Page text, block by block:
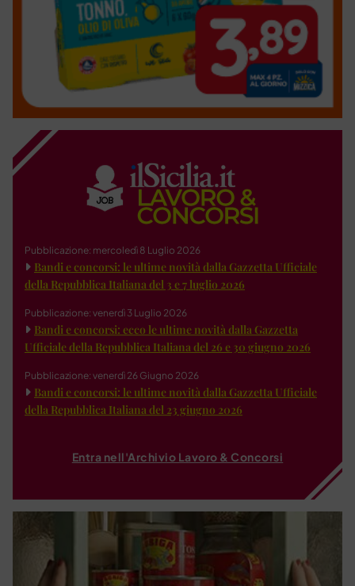
Pubblicazione: mercoledì 8 Luglio 2026
Bandi e concorsi: le ultime novità dalla Gazzetta Ufficiale
della Repubblica Italiana del 3 e 7 luglio 2026
Pubblicazione: venerdì 3 Luglio 2026
Bandi e concorsi: ecco le ultime novità dalla Gazzetta
Ufficiale della Repubblica Italiana del 26 e 30 giugno 2026
Pubblicazione: venerdì 26 Giugno 2026
Bandi e concorsi: le ultime novità dalla Gazzetta Ufficiale
della Repubblica Italiana del 23 giugno 2026
Entra nell'Archivio Lavoro & Concorsi